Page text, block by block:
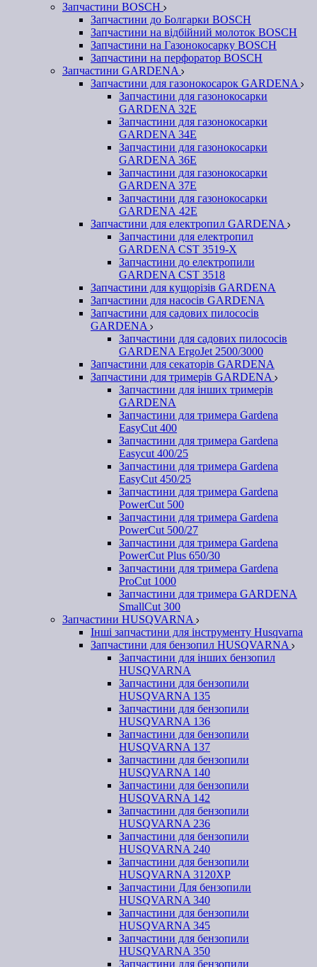
Запчастини BOSCH
Запчастини до Болгарки BOSCH
Запчастини на відбійний молоток BOSCH
Запчастини на Газонокосарку BOSCH
Запчастини на перфоратор BOSCH
Запчастини GARDENA
Запчастини для газонокосарок GARDENA
Запчастини для газонокосарки
GARDENA 32Е
Запчастини для газонокосарки
GARDENA 34Е
Запчастини для газонокосарки
GARDENA 36Е
Запчастини для газонокосарки
GARDENA 37Е
Запчастини для газонокосарки
GARDENА 42Е
Запчастини для електропил GARDENA
Запчастини для електропил
GARDENA CST 3519-X
Запчастини до електропили
GARDENA CST 3518
Запчастини для кущорізів GARDENA
Запчастини для насосів GARDENA
Запчастини для садових пилососів
GARDENA
Запчастини для садових пилососів
GARDENA ErgoJet 2500/3000
Запчастини для секаторів GARDENA
Запчастини для тримерів GARDENA
Запчастини для інших тримерів
GARDENA
Запчастини для тримера Gardena
EasyCut 400
Запчастини для тримера Gardena
Easycut 400/25
Запчастини для тримера Gardena
EasyCut 450/25
Запчастини для тримера Gardena
PowerCut 500
Запчастини для тримера Gardena
PowerCut 500/27
Запчастини для тримера Gardena
PowerCut Plus 650/30
Запчастини для тримера Gardena
ProCut 1000
Запчастини для тримера GARDENA
SmallCut 300
Запчастини HUSQVARNA
Інші запчастини для інструменту Husqvarna
Запчастини для бензопил HUSQVARNA
Запчастини для інших бензопил
HUSQVARNA
Запчастини для бензопили
HUSQVARNA 135
Запчастини для бензопили
HUSQVARNA 136
Запчастини для бензопили
HUSQVARNA 137
Запчастини для бензопили
HUSQVARNA 140
Запчастини для бензопили
HUSQVARNA 142
Запчастини для бензопили
HUSQVARNA 236
Запчастини для бензопили
HUSQVARNA 240
Запчастини для бензопили
HUSQVARNA 3120XP
Запчастини Для бензопили
HUSQVARNA 340
Запчастини для бензопили
HUSQVARNA 345
Запчастини для бензопили
HUSQVARNA 350
Запчастини для бензопили